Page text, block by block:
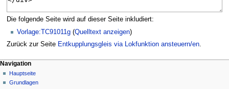
Die folgende Seite wird auf dieser Seite inkludiert:
Vorlage:TC91011g (Quelltext anzeigen)
Zurück zur Seite Entkupplungsgleis via Lokfunktion ansteuern/en.
N
a
Seitenaktionen
Seite
Diskussion
Meine Werkzeuge
Deutsch
Anmelden
Navigation
Hauptseite
Grundlagen